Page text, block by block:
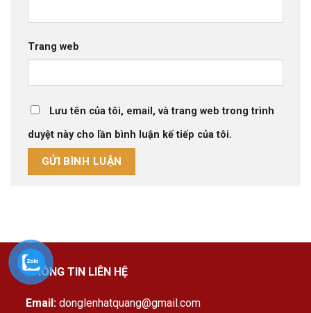
Trang web
Lưu tên của tôi, email, và trang web trong trình
duyệt này cho lần bình luận kế tiếp của tôi.
THÔNG TIN LIÊN HỆ
Email: donglenhatquang@gmail.com